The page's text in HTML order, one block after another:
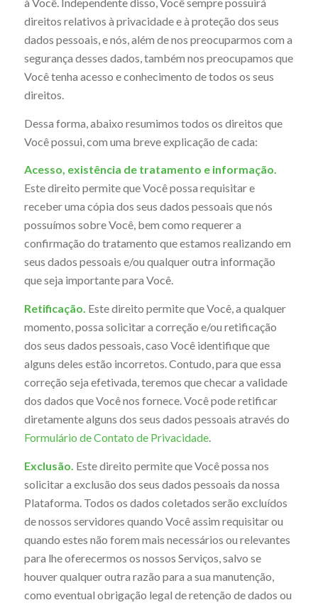
direitos relativos à privacidade e à proteção dos seus
dados pessoais, e nós, além de nos preocuparmos com a
segurança desses dados, também nos preocupamos que
Você tenha acesso e conhecimento de todos os seus
direitos.
Dessa forma, abaixo resumimos todos os direitos que
Você possui, com uma breve explicação de cada:
Acesso, existência de tratamento e informação.
Este direito permite que Você possa requisitar e
receber uma cópia dos seus dados pessoais que nós
possuímos sobre Você, bem como requerer a
confirmação do tratamento que estamos realizando em
seus dados pessoais e/ou qualquer outra informação
que seja importante para Você.
Retificação. Este direito permite que Você, a qualquer
momento, possa solicitar a correção e/ou retificação
dos seus dados pessoais, caso Você identifique que
alguns deles estão incorretos. Contudo, para que essa
correção seja efetivada, teremos que checar a validade
dos dados que Você nos fornece. Você pode retificar
diretamente alguns dos seus dados pessoais através do
Formulário de Contato de Privacidade.
Exclusão. Este direito permite que Você possa nos
solicitar a exclusão dos seus dados pessoais da nossa
Plataforma. Todos os dados coletados serão excluídos
de nossos servidores quando Você assim requisitar ou
quando estes não forem mais necessários ou relevantes
para lhe oferecermos os nossos Serviços, salvo se
houver qualquer outra razão para a sua manutenção,
como eventual obrigação legal de retenção de dados ou